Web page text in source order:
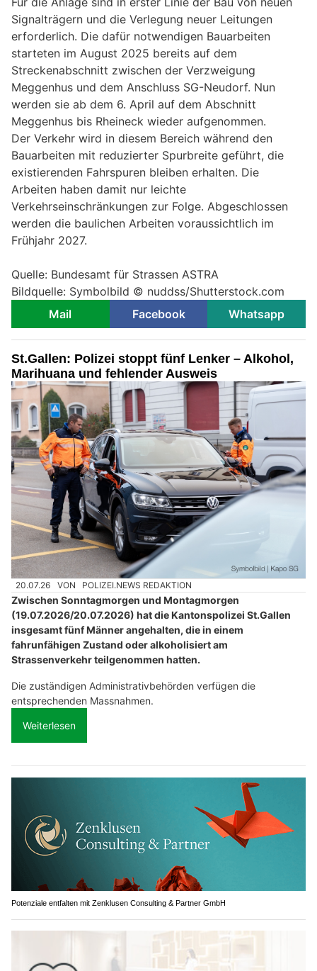
Signalträgern und die Verlegung neuer Leitungen
erforderlich. Die dafür notwendigen Bauarbeiten
starteten im August 2025 bereits auf dem
Streckenabschnitt zwischen der Verzweigung
Meggenhus und dem Anschluss SG-Neudorf. Nun
werden sie ab dem 6. April auf dem Abschnitt
Meggenhus bis Rheineck wieder aufgenommen.
Der Verkehr wird in diesem Bereich während den
Bauarbeiten mit reduzierter Spurbreite geführt, die
existierenden Fahrspuren bleiben erhalten. Die
Arbeiten haben damit nur leichte
Verkehrseinschränkungen zur Folge. Abgeschlossen
werden die baulichen Arbeiten voraussichtlich im
Frühjahr 2027.
Quelle: Bundesamt für Strassen ASTRA
Bildquelle: Symbolbild © nuddss/Shutterstock.com
Mail
Facebook Whatsapp
St.Gallen: Polizei stoppt fünf Lenker – Alkohol,
Marihuana und fehlender Ausweis
20.07.26 VON POLIZEI.NEWS REDAKTION
Zwischen Sonntagmorgen und Montagmorgen
(19.07.2026/20.07.2026) hat die Kantonspolizei St.Gallen
insgesamt fünf Männer angehalten, die in einem
fahrunfähigen Zustand oder alkoholisiert am
Strassenverkehr teilgenommen hatten.
Die zuständigen Administrativbehörden verfügen die
entsprechenden Massnahmen.
Weiterlesen
Potenziale entfalten mit Zenklusen Consulting & Partner GmbH